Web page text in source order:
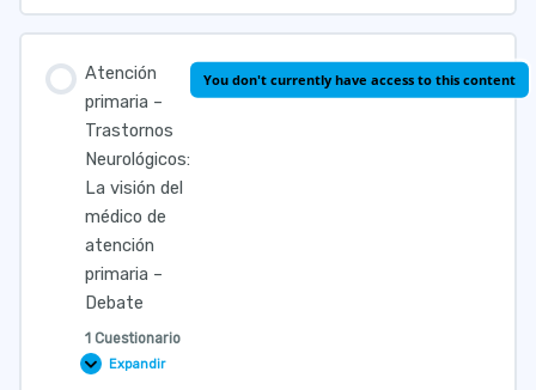
Atención
primaria –
Trastornos
Neurológicos:
La visión del
médico de
atención
primaria –
Debate
1 Cuestionario
You don't currently have access to this content
Expandir
Atención